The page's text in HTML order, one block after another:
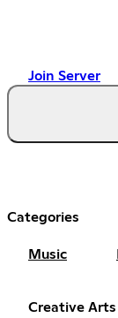
Join Server
Categories
Music
Creative Arts